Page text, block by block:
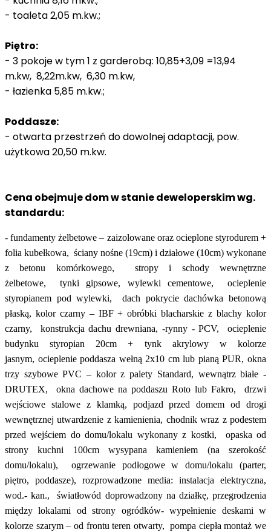
- toaleta 2,05 m.kw.;
Piętro:
- 3 pokoje w tym 1 z garderobą: 10,85+3,09 =13,94
m.kw, 8,22m.kw, 6,30 m.kw,
- łazienka 5,85 m.kw.;
Poddasze:
- otwarta przestrzeń do dowolnej adaptacji, pow.
użytkowa 20,50 m.kw.
Cena obejmuje dom w stanie deweloperskim wg.
standardu:
- fundamenty żelbetowe – zaizolowane oraz ocieplone styrodurem +
folia kubełkowa, ściany nośne (19cm) i działowe (10cm) wykonane
z betonu komórkowego,
stropy i schody wewnętrzne
żelbetowe,
tynki gipsowe, wylewki cementowe,
ocieplenie
styropianem pod wylewki,
dach pokrycie dachówka betonową
płaską, kolor czarny – IBF + obróbki blacharskie z blachy kolor
czarny,
konstrukcja dachu drewniana, -rynny - PCV,
ocieplenie
budynku styropian 20cm + tynk akrylowy w kolorze
jasnym, ocieplenie poddasza wełną 2x10 cm lub pianą PUR,okna
trzy szybowe PVC – kolor z palety Standard, wewnątrz białe -
DRUTEX,
okna dachowe na poddaszu Roto lub Fakro,
drzwi
wejściowe stalowe z klamką, podjazd przed domem od drogi
wewnętrznej utwardzenie z kamienienia, chodnik wraz z podestem
przed wejściem do domu/lokalu wykonany z kostki,
opaska od
strony kuchni 100cm wysypana kamieniem (na szerokość
domu/lokalu),
ogrzewanie podłogowe w domu/lokalu (parter,
piętro, poddasze), rozprowadzone media: instalacja elektryczna,
wod.- kan.,
światłowód doprowadzony na działkę,przegrodzenia
między lokalami od strony ogródków- wypełnienie deskami w
kolorze szarym – od frontu teren otwarty, pompa ciepła montaż we